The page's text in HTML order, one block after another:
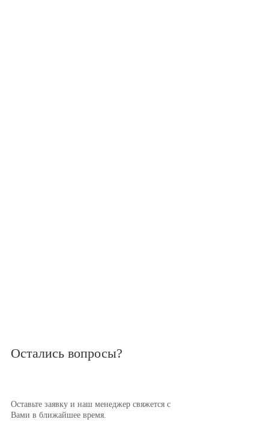
Остались вопросы?
Оставьте заявку и наш менеджер свяжется с
Вами в ближайшее время.